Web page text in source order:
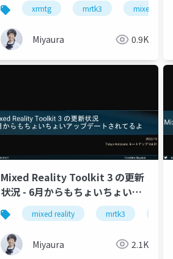
xrmtg mrtk3 mixed reality
Miyaura 0.9K
Mixed Reality Toolkit 3 の更新
状況 - 6月からもちょいちょいア
ップデートされてるよ
mixed reality mrtk3
Miyaura 2.1K